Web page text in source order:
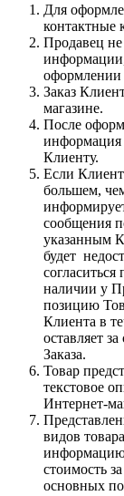
Для
контактные
Продавец не
оформлении
Заказ
магазине.
После
информация
Клиенту.
Если
большем,
сообщения
указанным
будет
наличии у
позицию
Клиента в
оставляет
Заказа.
Товар
текстовое
Интернет-
видов
стоимость
основных